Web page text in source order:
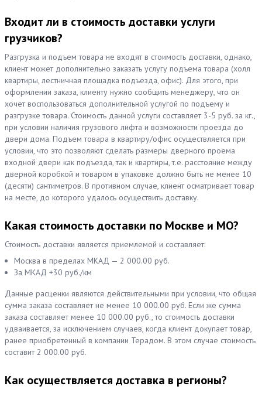
Входит ли в стоимость доставки услуги
грузчиков?
Разгрузка и подъем товара не входят в стоимость доставки, однако,
клиент может дополнительно заказать услугу подъема товара (холл
квартиры, лестничная площадка подъезда, офис). Для этого, при
оформлении заказа, клиенту нужно сообщить менеджеру, что он
хочет воспользоваться дополнительной услугой по подъему и
разгрузке товара. Стоимость данной услуги составляет 3-5 руб. за кг.,
при условии наличия грузового лифта и возможности проезда до
двери дома. Подъем товара в квартиру/офис осуществляется при
условии, что это позволяют сделать размеры дверного проема
входной двери как подъезда, так и квартиры, т.е. расстояние между
дверной коробкой и товаром в упаковке должно быть не менее 10
(десяти) сантиметров. В противном случае, клиент осматривает товар
на месте, до которого удалось осуществить доставку.
Какая стоимость доставки по Москве и МО?
Стоимость доставки является приемлемой и составляет:
Москва в пределах МКАД — 2 000.00 руб.
За МКАД +30 руб./км
Данные расценки являются действительными при условии, что общая
сумма заказа составляет не менее 10 000.00 руб. Если же сумма
заказа составляет менее 10 000.00 руб., то стоимость доставки
удваивается, за исключением случаев, когда клиент докупает товар,
ранее приобретенный в компании Терадом. В этом случае стоимость
составит 2 000.00 руб.
Как осуществляется доставка в регионы?